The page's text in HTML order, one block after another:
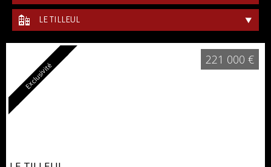
LE TILLEUL
Exclusivité
221 000 €